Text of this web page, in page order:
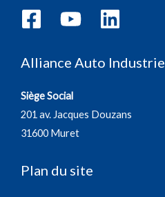
Alliance Auto Industrie
Siège Social
201 av. Jacques Douzans
31600 Muret
Plan du site